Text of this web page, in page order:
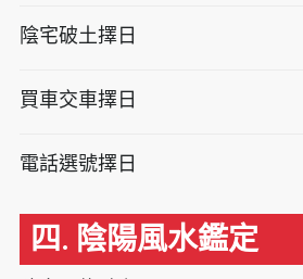
陰宅破土擇日
買車交車擇日
電話選號擇日
四. 陰陽風水鑑定